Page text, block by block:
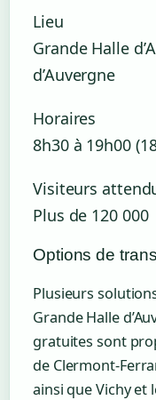
Lieu
Grande Halle
d’Auvergne
Horaires
8h30 à 19h00
Visiteurs
Plus de 120 000
Options de
Plusieurs
Grande Halle
gratuites sont
de Clermont-
ainsi que Vichy et